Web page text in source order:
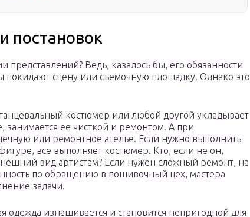
постановок
представлений? Ведь, казалось бы, его обязанности
покидают сцену или съемочную площадку. Однако это
костюмер или любой другой укладывает
занимается ее чисткой и ремонтом. А при
или ремонтное ателье. Если нужно выполнить
все выполняет костюмер. Кто, если не он,
вид артистам? Если нужен сложный ремонт, на
по обращению в пошивочный цех, мастера
задачи.
одежда изнашивается и становится непригодной для